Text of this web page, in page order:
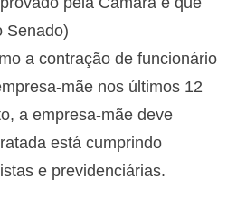
Senado)
a contração de funcionário
mãe nos últimos 12
a empresa-mãe deve
está cumprindo
e previdenciárias.